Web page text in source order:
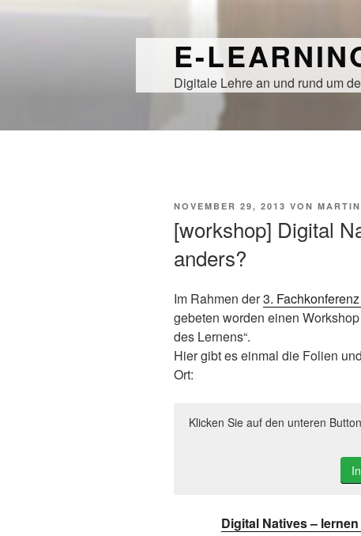
E-
Digitale Lehre an und rund um
VERÖFFENTLICHT
NOVEMBER 29, 2013 VON MARTIN
[workshop] Digital
anders?
Im Rahmen der3.
gebeten worden einen
des Lernens“.
Hier gibt es einmal die Folien
Ort:
Klicken Sie auf den unteren
Digital Natives –